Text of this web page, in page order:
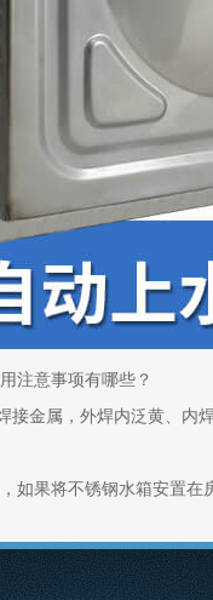
注意事项有哪些？
接金属，外焊内泛黄、内
如果将不锈钢水箱安置